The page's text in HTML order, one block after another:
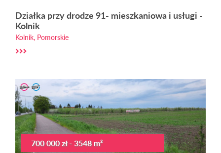
Działka przy drodze 91- mieszkaniowa i usługi -
Kolnik
Kolnik, Pomorskie
700 000 zł - 3548 m²